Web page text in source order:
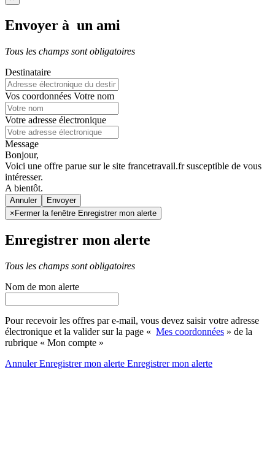
Envoyer à un ami
Tous les champs sont obligatoires
Destinataire
Vos coordonnées Votre nom
Votre adresse électronique
Message
Bonjour,
Voici une offre parue sur le site francetravail.fr susceptible de vous
intéresser.
A bientôt.
Annuler
× Fermer la fenêtre Enregistrer mon alerte
Enregistrer mon alerte
Tous les champs sont obligatoires
Nom de mon alerte
Pour recevoir les offres par e-mail, vous devez saisir votre adresse
électronique et la valider sur la page « Mes coordonnées » de la
rubrique « Mon compte »
AnnulerEnregistrer mon alerte Enregistrermon alerte